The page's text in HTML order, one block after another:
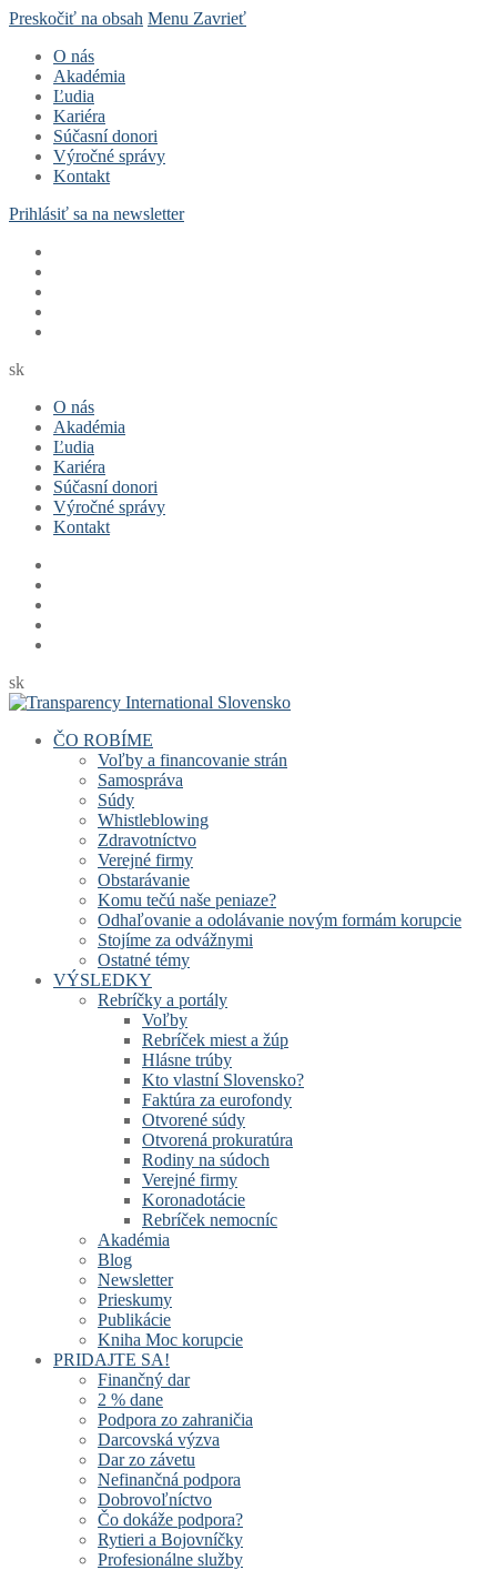
Preskočiť na obsah Menu Zavrieť
O nás
Akadémia
Ľudia
Kariéra
Súčasní donori
Výročné správy
Kontakt
Prihlásiť sa na newsletter
sk
O nás
Akadémia
Ľudia
Kariéra
Súčasní donori
Výročné správy
Kontakt
sk
ČO ROBÍME
Voľby a financovanie strán
Samospráva
Súdy
Whistleblowing
Zdravotníctvo
Verejné firmy
Obstarávanie
Komu tečú naše peniaze?
Odhaľovanie a odolávanie novým formám korupcie
Stojíme za odvážnymi
Ostatné témy
VÝSLEDKY
Rebríčky a portály
Voľby
Rebríček miest a žúp
Hlásne trúby
Kto vlastní Slovensko?
Faktúra za eurofondy
Otvorené súdy
Otvorená prokuratúra
Rodiny na súdoch
Verejné firmy
Koronadotácie
Rebríček nemocníc
Akadémia
Blog
Newsletter
Prieskumy
Publikácie
Kniha Moc korupcie
PRIDAJTE SA!
Finančný dar
2 % dane
Podpora zo zahraničia
Darcovská výzva
Dar zo závetu
Nefinančná podpora
Dobrovoľníctvo
Čo dokáže podpora?
Rytieri a Bojovníčky
Profesionálne služby